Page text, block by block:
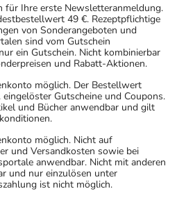
für Ihre erste Newsletteranmeldung.
49 €. Rezeptpflichtige
von Sonderangeboten und
sind vom Gutschein
ein Gutschein. Nicht kombinierbar
und Rabatt-Aktionen.
möglich. Der Bestellwert
Gutscheine und Coupons.
und Bücher anwendbar und gilt
möglich. Nicht auf
und Versandkosten sowie bei
anwendbar. Nicht mit anderen
und nur einzulösen unter
ist nicht möglich.